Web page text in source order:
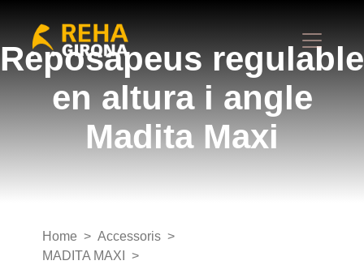
Reposapeus regulable
en altura i angle
Madita Maxi
Home
Accessoris
MADITA MAXI